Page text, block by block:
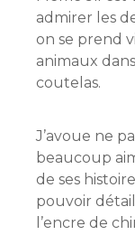
admirer les
on se prend
animaux
coutelas.
J’avoue ne
beaucoup
de ses
pouvoir
l’encre de